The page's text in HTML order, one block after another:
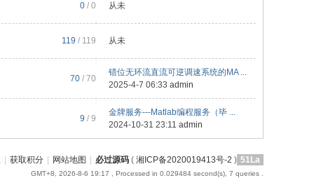
0 / 0 从未
119 / 119 从未
70 / 70
错位无环流直流可逆调速系统的MA ...
2025-4-7 06:33 admin
9 / 9
金牌服务---Matlab编程服务（毕 ...
2024-10-31 23:11 admin
获取积分 网站地图 必过源码 ( 湘ICP备2020019413号-2 ) 51La
GMT+8, 2026-8-6 19:17 , Processed in 0.029484 second(s), 7 queries .